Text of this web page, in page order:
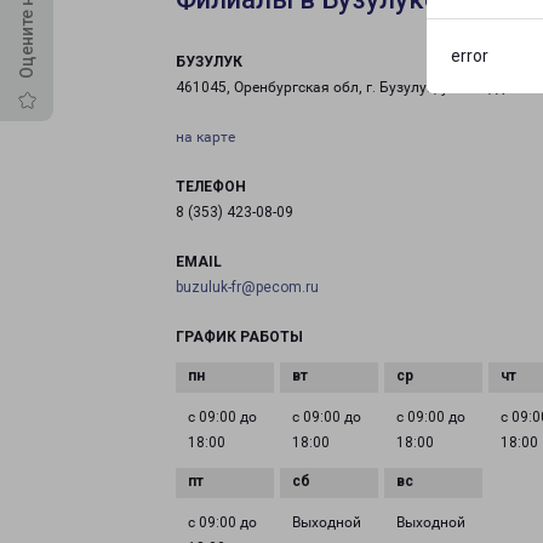
error
БУЗУЛУК
461045, Оренбургская обл, г. Бузулук, ул. Гая, д. 99
на карте
ТЕЛЕФОН
8 (353) 423-08-09
EMAIL
buzuluk-fr@pecom.ru
ГРАФИК РАБОТЫ
с 09:00 до
18:00
с 09:00 до
18:00
с 09:00 до
18:00
с
18:00
с 09:00 до
Выходной Выходной